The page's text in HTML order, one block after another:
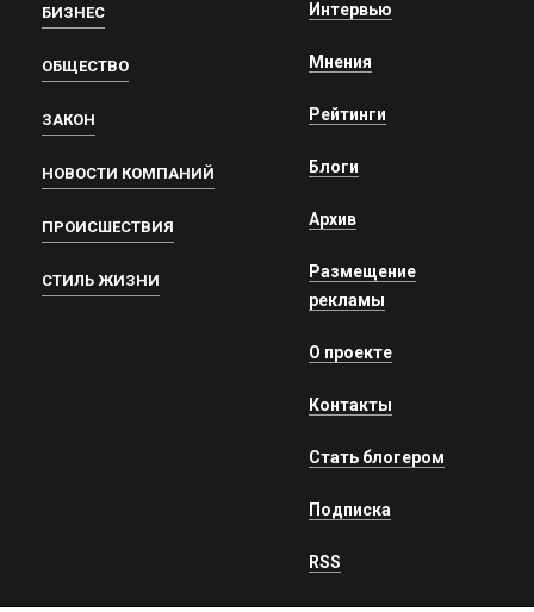
БИЗНЕС
ОБЩЕСТВО
ЗАКОН
НОВОСТИ КОМПАНИЙ
ПРОИСШЕСТВИЯ
СТИЛЬ ЖИЗНИ
Интервью
Мнения
Рейтинги
Блоги
Архив
Размещение
рекламы
О проекте
Контакты
Стать блогером
Подписка
RSS